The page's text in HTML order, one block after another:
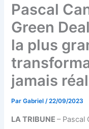
Pascal
Green
la plus
jamais
ParGabriel/22/09/2023
LA TRIBUNE– Pascal